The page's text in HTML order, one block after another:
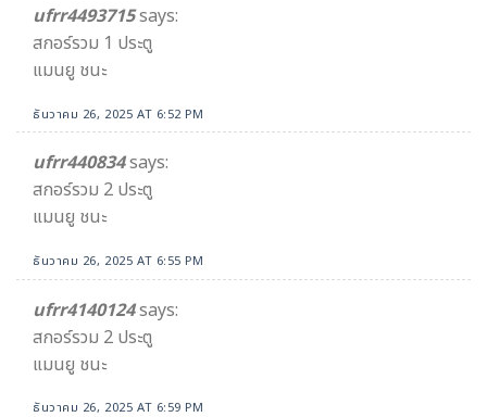
ufrr4493715says:
สกอร์รวม 1 ประตู
แมนยู ชนะ
ธันวาคม 26, 2025 AT 6:52 PM
ufrr440834​says:
สกอร์รวม 2​ ประตู
แมนยู ชนะ
ธันวาคม 26, 2025 AT 6:55 PM
ufrr4140124says:
สกอร์รวม 2 ประตู
แมนยู ชนะ
ธันวาคม 26, 2025 AT 6:59 PM